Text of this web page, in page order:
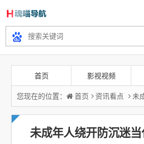
首页 影视视频
您现在的位置： 首页 资讯看点 未
未成年人绕开防沉迷